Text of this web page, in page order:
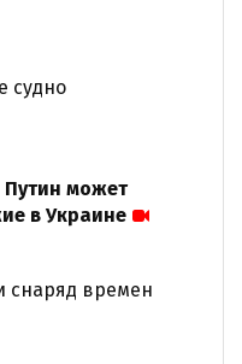
судно
может
в Украине
снаряд времен